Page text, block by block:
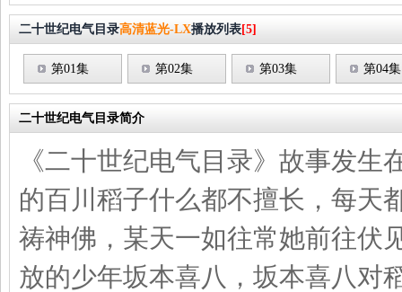
二十世纪电气目录高清蓝光-LX播放列表[5]
第01集 第02集 第03集 第04集
二十世纪电气目录简介
《二十世纪电气目录》故事发
的百川稻子什么都不擅长，每天
祷神佛，某天一如往常她前往伏
放的少年坂本喜八，坂本喜八对